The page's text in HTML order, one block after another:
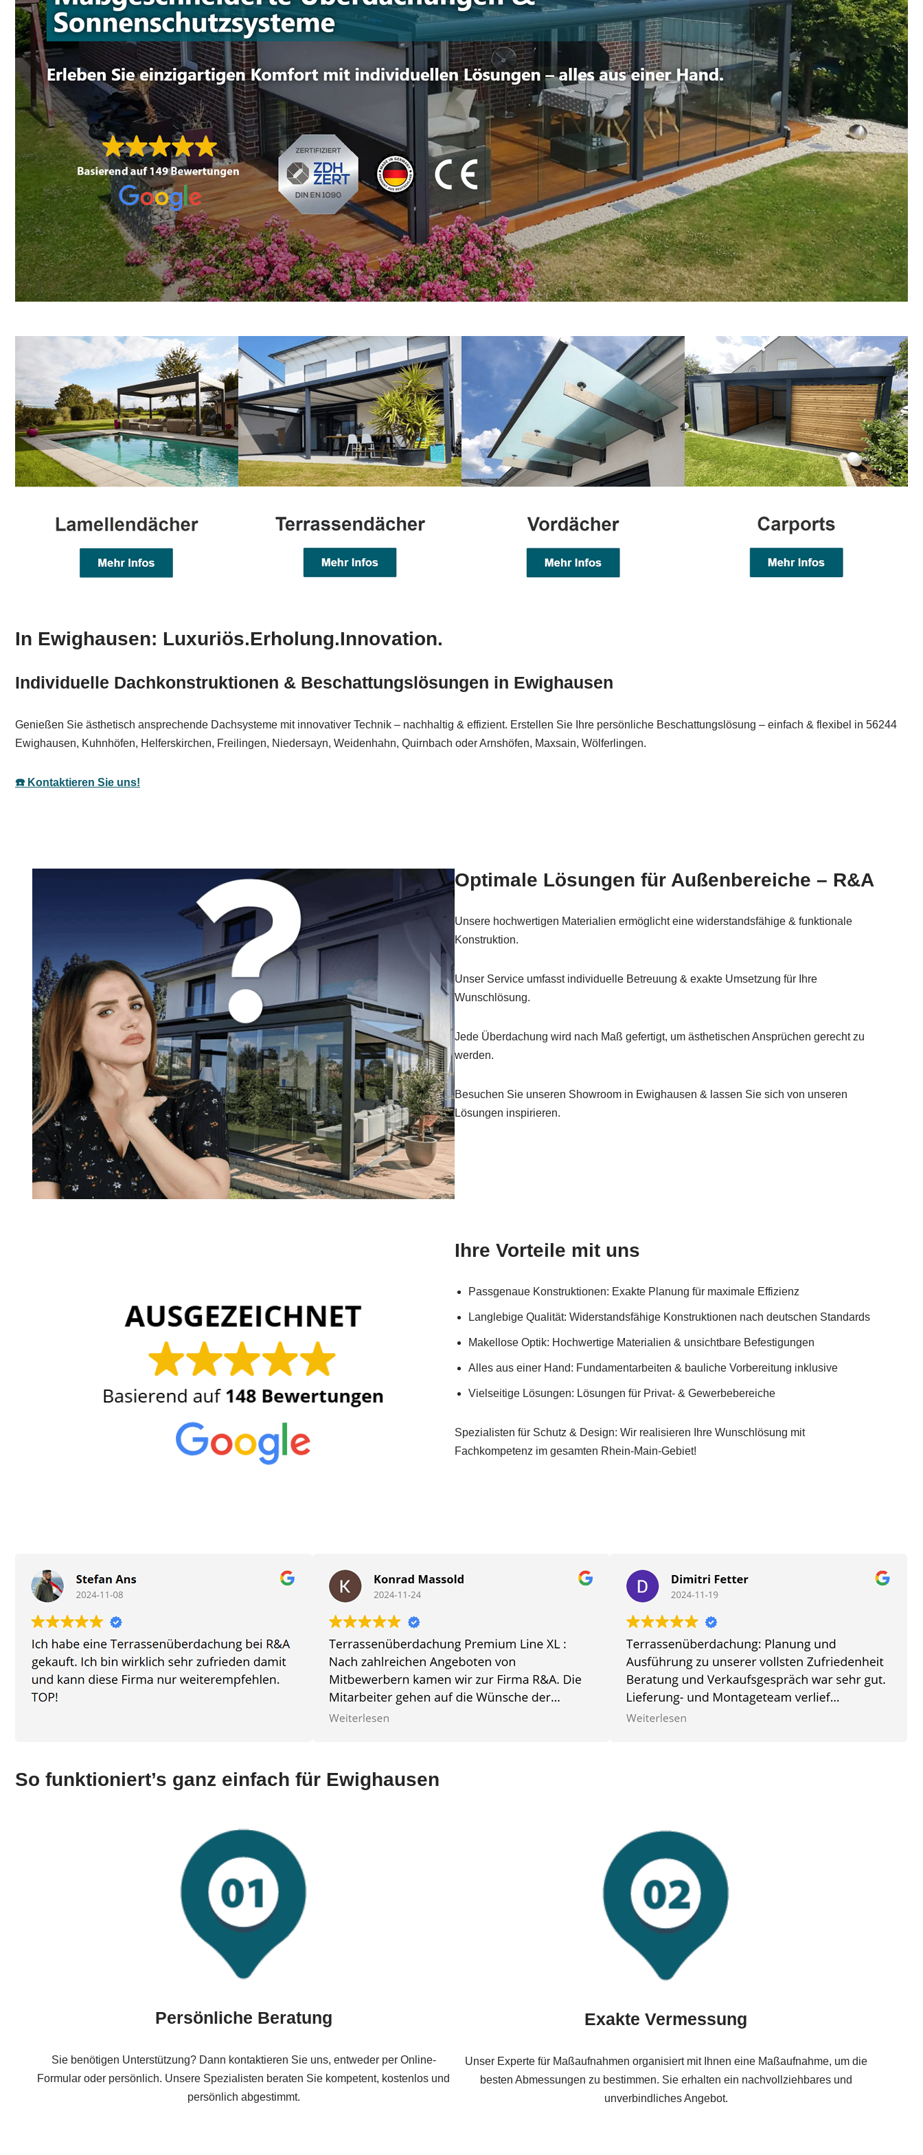
In Ewighausen: Luxuriös.Erholung.Innovation.
Individuelle Dachkonstruktionen & Beschattungslösungen in Ewighausen
Genießen Sie ästhetisch ansprechende Dachsysteme mit innovativer Technik – nachhaltig & effizient. Erstellen Sie Ihre persönliche Beschattungslösung – einfach & flexibel in 56244
Ewighausen, Kuhnhöfen, Helferskirchen, Freilingen, Niedersayn, Weidenhahn, Quirnbach oder Arnshöfen, Maxsain, Wölferlingen.
☎️ Kontaktieren Sie uns!
Optimale Lösungen für Außenbereiche – R&A
Unsere hochwertigen Materialien ermöglicht eine widerstandsfähige & funktionale
Konstruktion.
Unser Service umfasst individuelle Betreuung & exakte Umsetzung für Ihre
Wunschlösung.
Jede Überdachung wird nach Maß gefertigt, um ästhetischen Ansprüchen gerecht zu
werden.
Besuchen Sie unseren Showroom in Ewighausen & lassen Sie sich von unseren
Lösungen inspirieren.
Ihre Vorteile mit uns
Passgenaue Konstruktionen: Exakte Planung für maximale Effizienz
Langlebige Qualität: Widerstandsfähige Konstruktionen nach deutschen Standards
Makellose Optik: Hochwertige Materialien & unsichtbare Befestigungen
Alles aus einer Hand: Fundamentarbeiten & bauliche Vorbereitung inklusive
Vielseitige Lösungen: Lösungen für Privat- & Gewerbebereiche
Spezialisten für Schutz & Design: Wir realisieren Ihre Wunschlösung mit
Fachkompetenz im gesamten Rhein-Main-Gebiet!
So funktioniert’s ganz einfach für Ewighausen
Persönliche Beratung
Sie benötigen Unterstützung? Dann kontaktieren Sie uns, entweder per Online-
Formular oder persönlich. Unsere Spezialisten beraten Sie kompetent, kostenlos und
persönlich abgestimmt.
Exakte Vermessung
Unser Experte für Maßaufnahmen organisiert mit Ihnen eine Maßaufnahme, um die
besten Abmessungen zu bestimmen. Sie erhalten ein nachvollziehbares und
unverbindliches Angebot.